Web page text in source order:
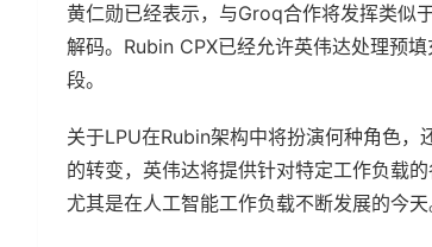
黄仁勋已经表示，与Groq合作将发挥类似
解码。Rubin CPX已经允许英伟达处理预
段。
关于LPU在Rubin架构中将扮演何种角色，
的转变，英伟达将提供针对特定工作负载
尤其是在人工智能工作负载不断发展的今天